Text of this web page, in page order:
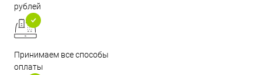
рублей
Принимаем все способы
оплаты